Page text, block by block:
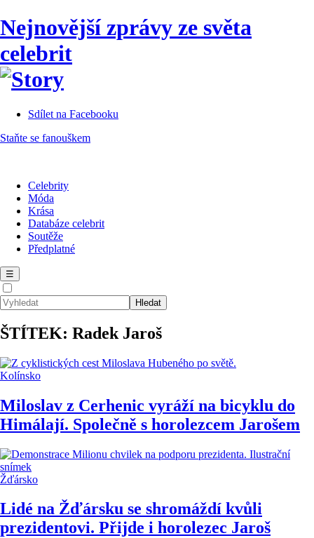
Nejnovější zprávy ze světa
celebrit
Sdílet na Facebooku
Staňte se fanouškem
Celebrity
Móda
Krása
Databáze celebrit
Soutěže
Předplatné
☰
ŠTÍTEK: Radek Jaroš
Kolínsko
Miloslav z Cerhenic vyráží na bicyklu do
Himálají. Společně s horolezcem Jarošem
Žďársko
Lidé na Žďársku se shromáždí kvůli
prezidentovi. Přijde i horolezec Jaroš